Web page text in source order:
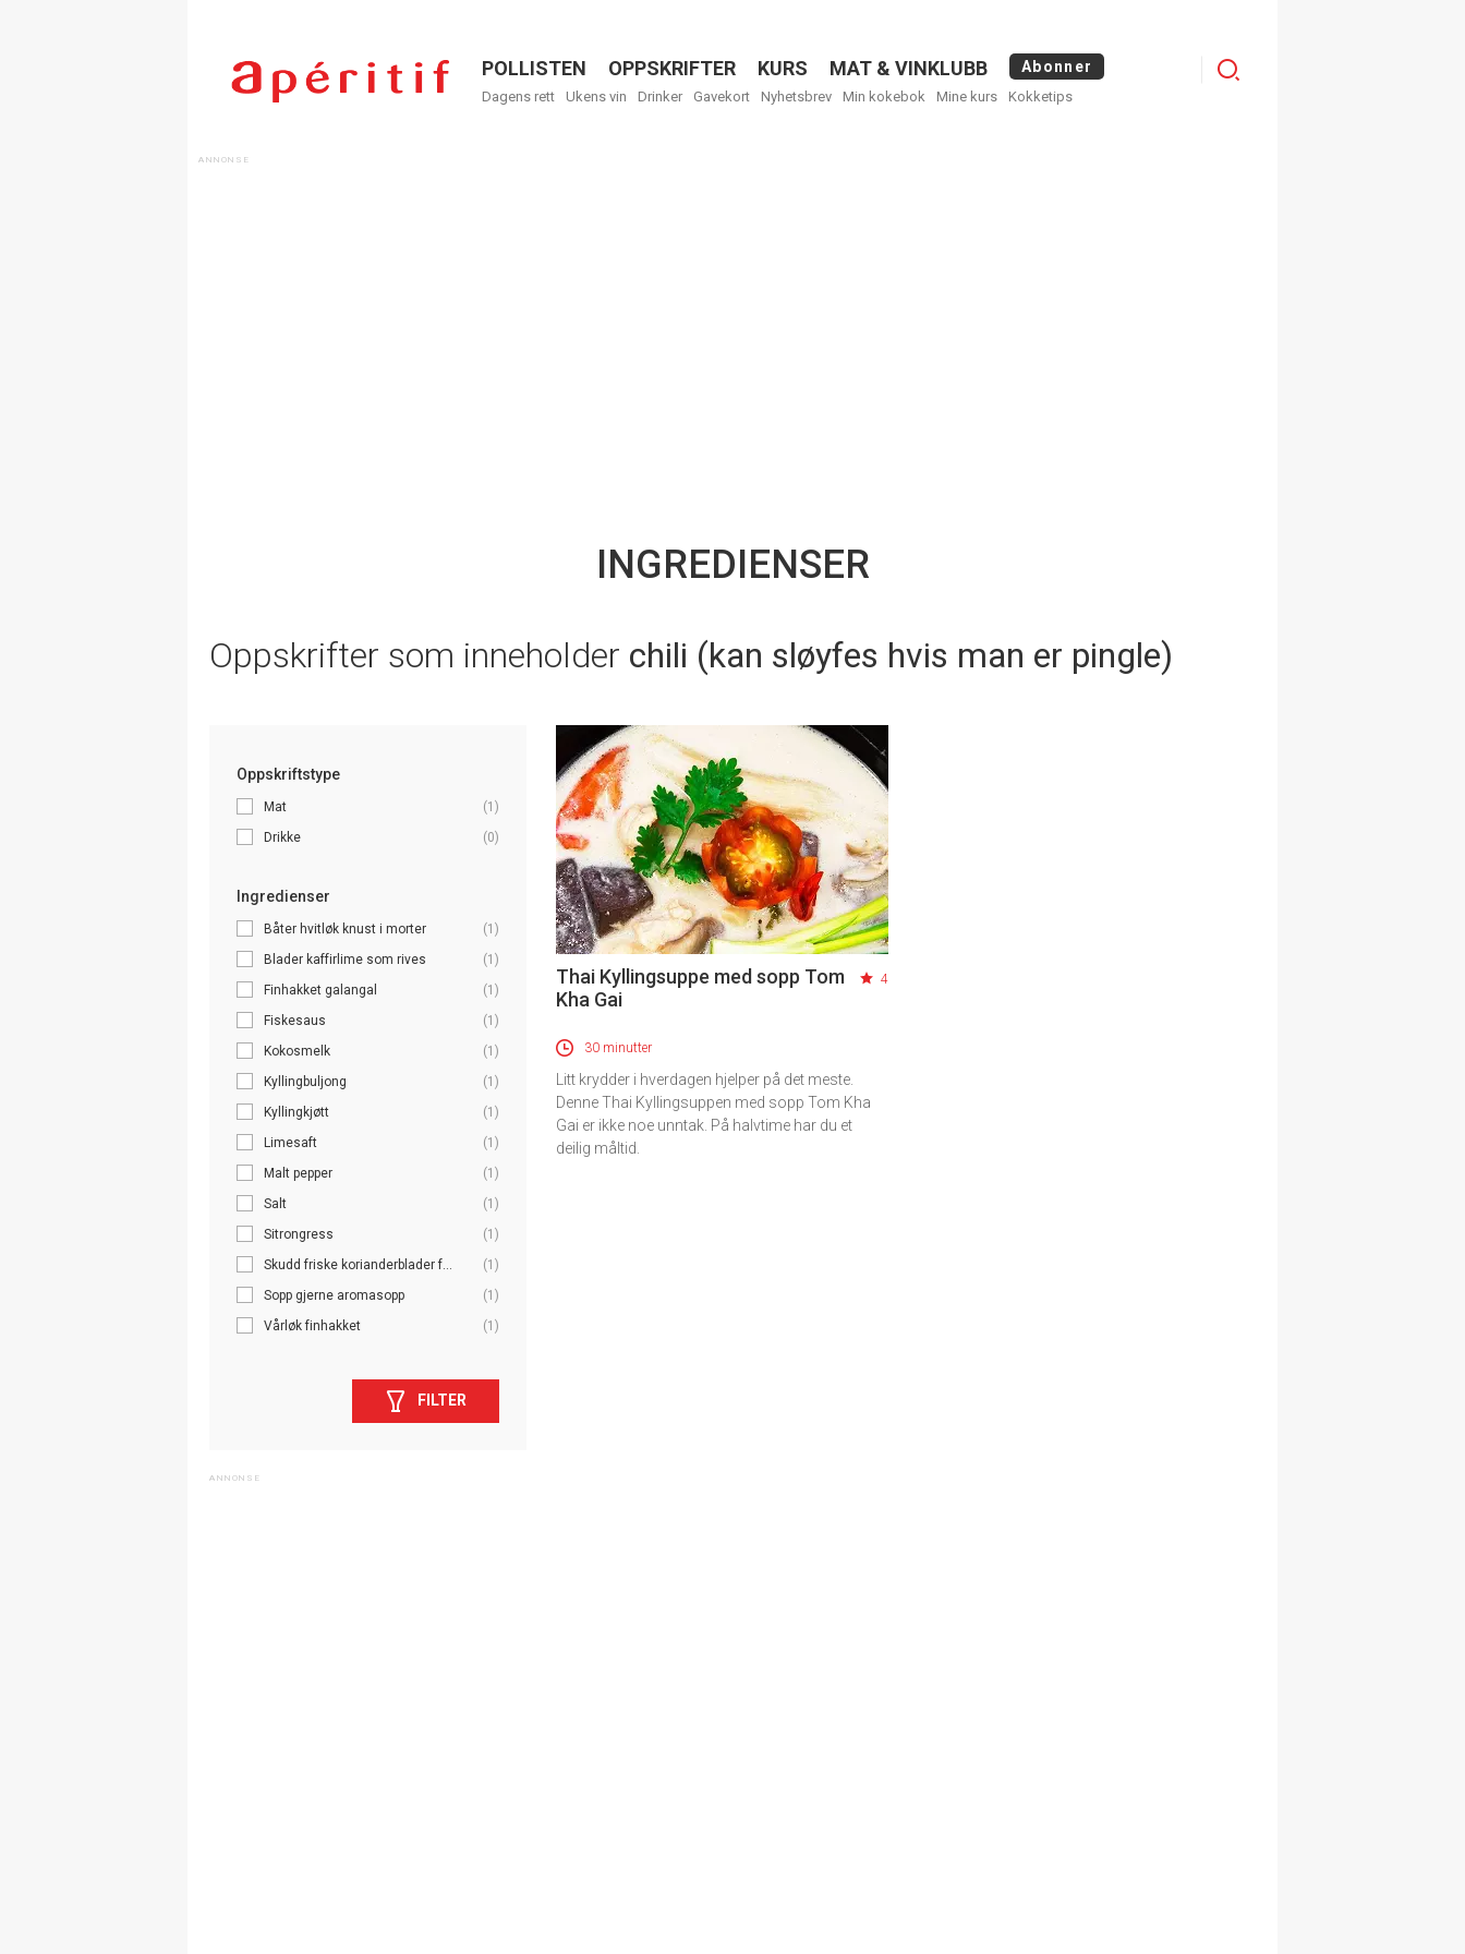
Menu
POLLISTEN OPPSKRIFTER KURS MAT & VINKLUBB Abonner
Dagens rett Ukens vin Drinker Gavekort Nyhetsbrev Min kokebok Mine kurs Kokketips
Logg
INGREDIENSER
Oppskrifter som inneholder chili (kan sløyfes hvis man er pingle)
Oppskriftstype
Mat
(1)
Drikke
(0)
Ingredienser
Båter hvitløk knust i morter
(1)
Blader kaffirlime som rives
(1)
Finhakket galangal
(1)
Fiskesaus
(1)
Kokosmelk
(1)
Kyllingbuljong
(1)
Kyllingkjøtt
(1)
Limesaft
(1)
Malt pepper
(1)
Salt
(1)
Sitrongress
(1)
Skudd friske korianderblader f...
(1)
Sopp gjerne aromasopp
(1)
Vårløk finhakket
(1)
FILTER
Thai Kyllingsuppe med sopp Tom
Kha Gai
4
30 minutter
Litt krydder i hverdagen hjelper på det meste.
Denne Thai Kyllingsuppen med sopp Tom Kha
Gai er ikke noe unntak. På halvtime har du et
deilig måltid.